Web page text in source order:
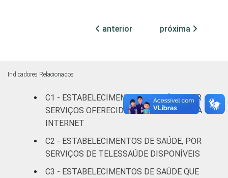
internação
13
diagnose e
terapia
16
Interior 15
anterior próxima
Indicadores Relacionados
C1 - ESTABELECIMENTOS DE SAÚDE, POR
SERVIÇOS OFERECIDOS AO PACIENTE VIA
INTERNET
C2 - ESTABELECIMENTOS DE SAÚDE, POR
SERVIÇOS DE TELESSAÚDE DISPONÍVEIS
C3 - ESTABELECIMENTOS DE SAÚDE QUE